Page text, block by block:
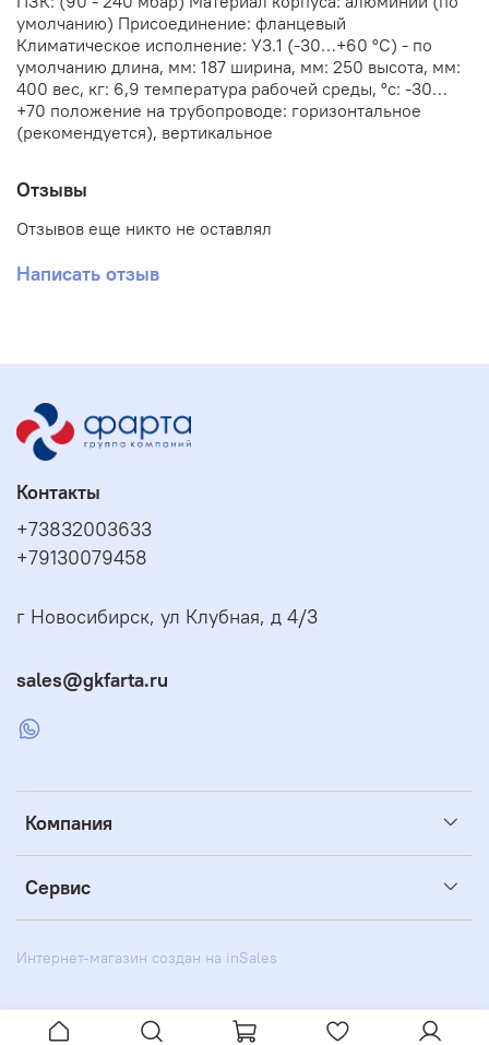
умолчанию) Присоединение: фланцевый
Климатическое исполнение: У3.1 (-30…+60 °С) - по
умолчанию длина, мм: 187 ширина, мм: 250 высота, мм:
400 вес, кг: 6,9 температура рабочей среды, °с: -30…
+70 положение на трубопроводе: горизонтальное
(рекомендуется), вертикальное
Отзывы
Отзывов еще никто не оставлял
Написать отзыв
Компания
Сервис
Контакты
+73832003633
+79130079458
г Новосибирск, ул Клубная, д 4/3
sales@gkfarta.ru
Интернет-магазин создан на inSales